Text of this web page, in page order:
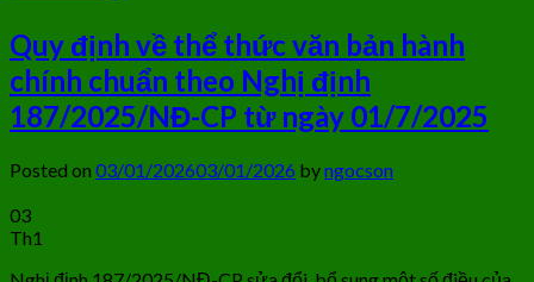
Quy định về thể thức văn bản hành
chính chuẩn theo Nghị định
187/2025/NĐ-CP từ ngày 01/7/2025
Posted on 03/01/202603/01/2026 byngocson
03
Th1